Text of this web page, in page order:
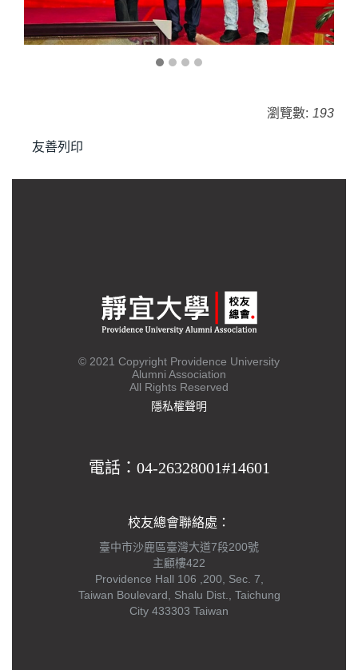
瀏覽數: 193
友善列印
© 2021 Copyright Providence University
Alumni Association
All Rights Reserved
隱私權聲明
電話：04-26328001#14601
校友總會聯絡處：
臺中市沙鹿區臺灣大道7段200號
主顧樓422
Providence Hall 106 ,200, Sec. 7,
Taiwan Boulevard, Shalu Dist., Taichung
City 433303 Taiwan